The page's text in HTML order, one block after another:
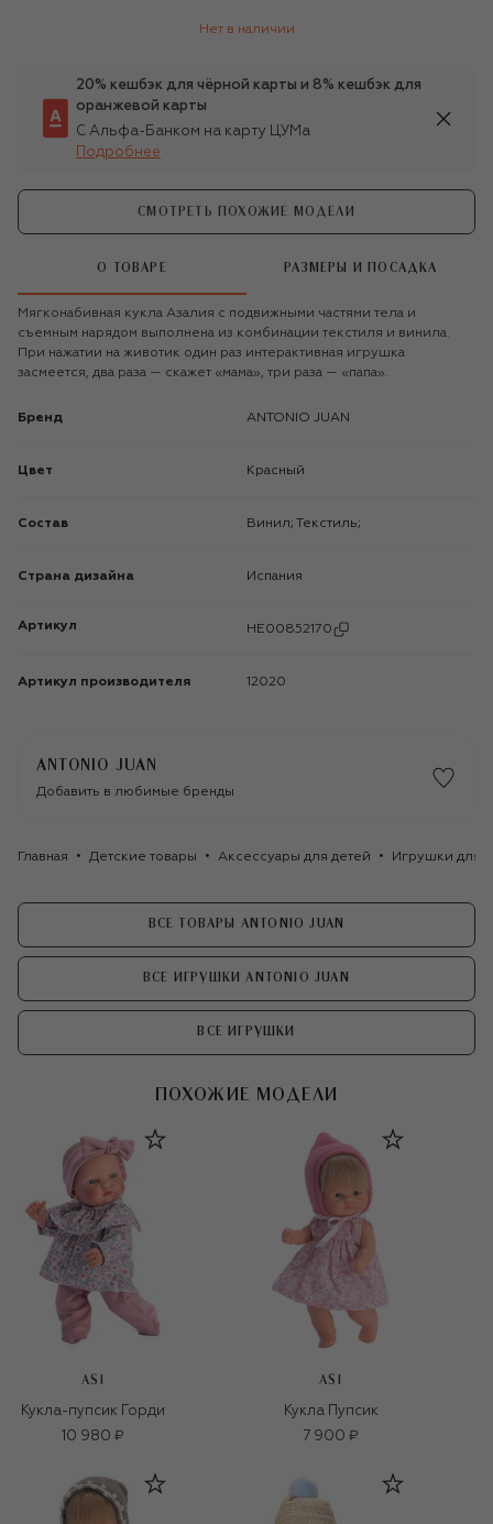
Нет в наличии
20% кешбэк для чёрной карты и 8% кешбэк для
оранжевой карты
С Альфа-Банком на карту ЦУМа
Подробнее
СМОТРЕТЬ ПОХОЖИЕ МОДЕЛИ
О ТОВАРЕ РАЗМЕРЫ И ПОСАДКА
Мягконабивная кукла Азалия с подвижными частями тела и
съемным нарядом выполнена из комбинации текстиля и винила.
При нажатии на животик один раз интерактивная игрушка
засмеется, два раза — скажет «мама», три раза — «папа».
Бренд ANTONIO JUAN
Цвет Красный
Состав Винил; Текстиль;
Страна дизайна Испания
Артикул HE00852170
Артикул производителя 12020
ANTONIO JUAN
Добавить в любимые бренды
Главная Детские товары Аксессуары для детей Игрушки для
ВСЕ ТОВАРЫ ANTONIO JUAN
ВСЕ ИГРУШКИ ANTONIO JUAN
ВСЕ ИГРУШКИ
ПОХОЖИЕ МОДЕЛИ
ASI
Кукла-пупсик Горди
10 980 ₽
ASI
Кукла Пупсик
7 900 ₽